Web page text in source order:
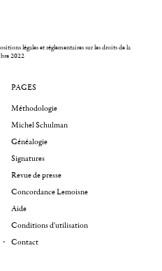
légales et réglementaires sur les droits de la
2022
PAGES
Méthodologie
Michel Schulman
Généalogie
Signatures
Revue de presse
Concordance Lemoisne
Aide
Conditions d'utilisation
Contact